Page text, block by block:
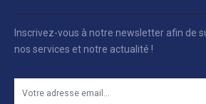
Inscrivez-vous à notre newsletter afin de
nos services et notre actualité !